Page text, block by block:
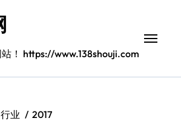
！ https://www.138shouji.com
行业
2017